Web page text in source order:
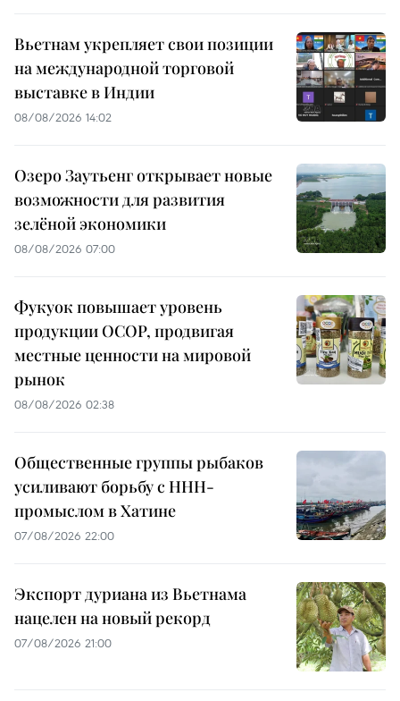
Вьетнам укрепляет свои позиции
на международной торговой
выставке в Индии
08/08/2026 14:02
Озеро Заутьенг открывает новые
возможности для развития
зелёной экономики
08/08/2026 07:00
Фукуок повышает уровень
продукции OCOP, продвигая
местные ценности на мировой
рынок
08/08/2026 02:38
Общественные группы рыбаков
усиливают борьбу с ННН-
промыслом в Хатине
07/08/2026 22:00
Экспорт дуриана из Вьетнама
нацелен на новый рекорд
07/08/2026 21:00